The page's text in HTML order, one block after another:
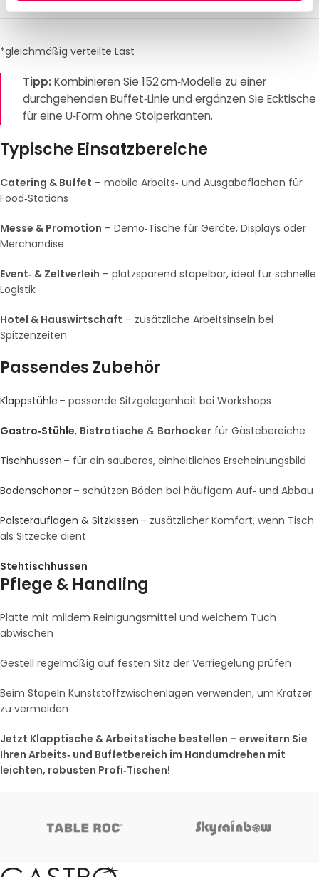
*gleichmäßig verteilte Last
Tipp:Kombinieren Sie 152 cm‑Modelle zu einer
durchgehenden Buffet‑Linie und ergänzen Sie Ecktische
für eine U‑Form ohne Stolperkanten.
Typische Einsatzbereiche
Catering & Buffet – mobile Arbeits‑ und Ausgabeflächen für
Food‑Stations
Messe & Promotion – Demo‑Tische für Geräte, Displays oder
Merchandise
Event‑ & Zeltverleih – platzsparend stapelbar, ideal für schnelle
Logistik
Hotel & Hauswirtschaft – zusätzliche Arbeitsinseln bei
Spitzenzeiten
Passendes Zubehör
Klappstühle – passende Sitzgelegenheit bei Workshops
Gastro‑Stühle, Bistrotische & Barhocker für Gästebereiche
Tischhussen – für ein sauberes, einheitliches Erscheinungsbild
Bodenschoner– schützen Böden bei häufigem Auf‑ und Abbau
Polsterauflagen & Sitzkissen – zusätzlicher Komfort, wenn Tisch
als Sitzecke dient
Stehtischhussen
Pflege & Handling
Platte mit mildem Reinigungsmittel und weichem Tuch
abwischen
Gestell regelmäßig auf festen Sitz der Verriegelung prüfen
Beim Stapeln Kunststoffzwischenlagen verwenden, um Kratzer
zu vermeiden
Jetzt Klapptische & Arbeitstische bestellen – erweitern Sie
Ihren Arbeits‑ und Buffetbereich im Handumdrehen mit
leichten, robusten Profi‑Tischen!